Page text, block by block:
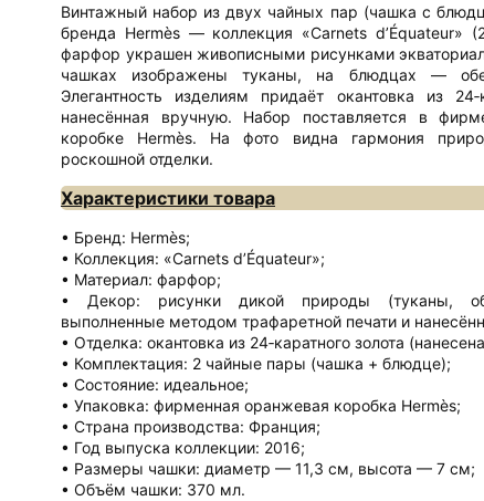
Винтажный набор из двух чайных пар (чашка с
бренда Hermès — коллекция «Carnets d’Équateur»
фарфор украшен живописными рисунками
чашках изображены туканы, на блюдцах —
Элегантность изделиям придаёт окантовка из
нанесённая вручную. Набор поставляется в
коробке Hermès. На фото видна гармония
роскошной отделки.
Характеристики товара
Бренд: Hermès;
Коллекция: «Carnets d’Équateur»;
Материал: фарфор;
Декор: рисунки дикой природы (туканы,
выполненные методом трафаретной печати и
Отделка: окантовка из 24‑каратного золота
Комплектация: 2 чайные пары (чашка + блюдце);
Состояние: идеальное;
Упаковка: фирменная оранжевая коробка Hermès;
Страна производства: Франция;
Год выпуска коллекции: 2016;
Размеры чашки: диаметр — 11,3 см, высота — 7 см;
Объём чашки: 370 мл.